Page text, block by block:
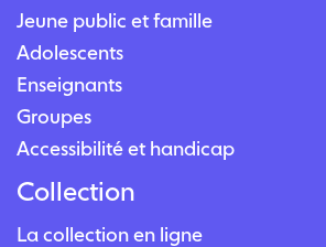
Jeune public et famille
Adolescents
Enseignants
Groupes
Accessibilité et handicap
Collection
La collection en ligne